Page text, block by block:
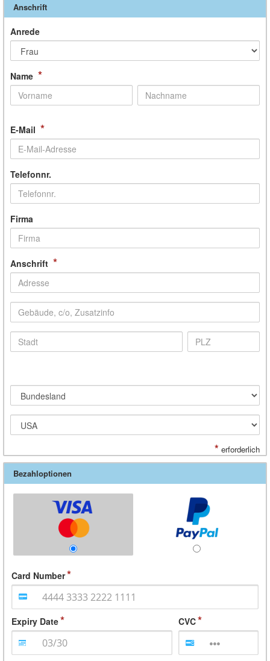
Anschrift
Anrede
Name *
E-Mail *
Telefonnr.
Firma
Anschrift *
* erforderlich
Bezahloptionen
Card Number
Expiry Date CVC